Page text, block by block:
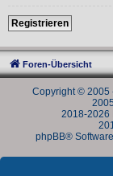
Registrieren
Foren-Übersicht
Copyright © 2005
2018-2026
phpBB®